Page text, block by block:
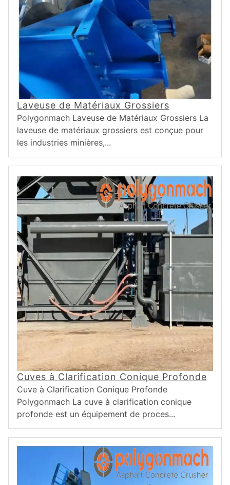
Laveuse de Matériaux Grossiers
Polygonmach Laveuse de Matériaux Grossiers La
laveuse de matériaux grossiers est conçue pour
les industries minières,...
Cuves à Clarification Conique Profonde
Cuve à Clarification Conique Profonde
Polygonmach La cuve à clarification conique
profonde est un équipement de proces...